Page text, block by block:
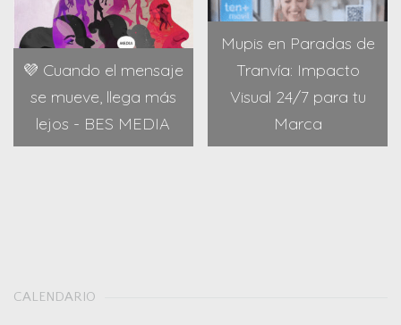
💜 Cuando el mensaje
se mueve, llega más
lejos - BES MEDIA
Mupis en Paradas de
Tranvía: Impacto
Visual 24/7 para tu
Marca
CALENDARIO